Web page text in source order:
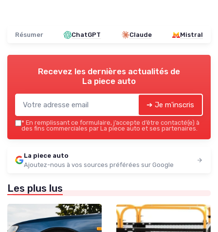
Résumer ChatGPT Claude Mistral
Recevez les dernières actualités de
La piece auto
➔ Je m'inscris
* En remplissant ce formulaire, j’accepte d’être contacté(e) à
des fins commerciales par La piece auto et ses partenaires.
La piece auto
Ajoutez-nous à vos sources préférées sur Google
Les plus lus